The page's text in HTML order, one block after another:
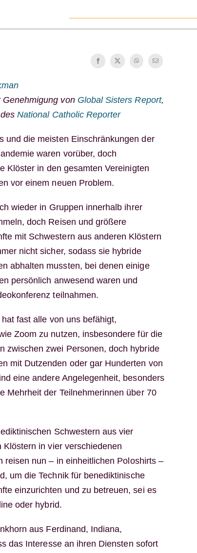
von Global Sisters Report,
desNational Catholic Reporter
und die meisten Einschränkungen der
waren vorüber, doch
Klöster in den gesamten Vereinigten
vor einem neuen Problem.
wieder in Gruppen innerhalb ihrer
doch Reisen und größere
mit Schwestern aus anderen Klöstern
nicht sicher, sodass sie hybride
abhalten mussten, bei denen einige
persönlich anwesend waren und
teilnahmen.
fast alle von uns befähigt,
Zoom zu nutzen, insbesondere für die
zwischen zwei Personen, doch hybride
mit Dutzenden oder gar Hunderten von
eine andere Angelegenheit, besonders
Mehrheit der Teilnehmerinnen über 70
Schwestern aus vier
Klöstern in vier verschiedenen
reisen nun – in einheitlichen Poloshirts –
um die Technik für benediktinische
einzurichten und zu betreuen, sei es
oder hybrid.
aus Ferdinand, Indiana,
das Interesse an ihren Diensten sofort